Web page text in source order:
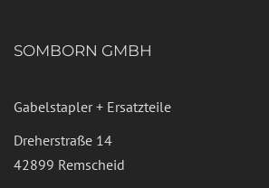
SOMBORN GMBH
Gabelstapler + Ersatzteile
Dreherstraße 14
42899 Remscheid